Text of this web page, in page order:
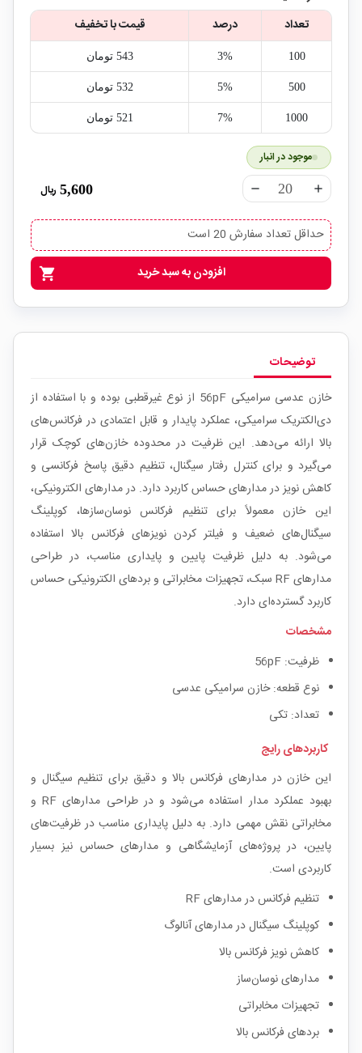
تعداد
درصد قیمت با تخفیف
100
3% 543‎ تومان
500
5% 532‎ تومان
1000
7% 521‎ تومان
موجود در انبار
remove add
5,600 ریال
حداقل تعداد سفارش 20 است
shopping_cart افزودن به سبد خرید
توضیحات
خازن عدسی سرامیکی 56pF از نوع غیرقطبی بوده و با استفاده از
دی‌الکتریک سرامیکی، عملکرد پایدار و قابل اعتمادی در فرکانس‌های
بالا ارائه می‌دهد. این ظرفیت در محدوده خازن‌های کوچک قرار
می‌گیرد و برای کنترل رفتار سیگنال، تنظیم دقیق پاسخ فرکانسی و
کاهش نویز در مدارهای حساس کاربرد دارد. در مدارهای الکترونیکی،
این خازن معمولاً برای تنظیم فرکانس نوسان‌سازها، کوپلینگ
سیگنال‌های ضعیف و فیلتر کردن نویزهای فرکانس بالا استفاده
می‌شود. به دلیل ظرفیت پایین و پایداری مناسب، در طراحی
مدارهای RF سبک، تجهیزات مخابراتی و بردهای الکترونیکی حساس
کاربرد گسترده‌ای دارد.
مشخصات
ظرفیت: 56pF
نوع قطعه: خازن سرامیکی عدسی
تعداد: تکی
کاربردهای رایج
این خازن در مدارهای فرکانس بالا و دقیق برای تنظیم سیگنال و
بهبود عملکرد مدار استفاده می‌شود و در طراحی مدارهای RF و
مخابراتی نقش مهمی دارد. به دلیل پایداری مناسب در ظرفیت‌های
پایین، در پروژه‌های آزمایشگاهی و مدارهای حساس نیز بسیار
کاربردی است.
تنظیم فرکانس در مدارهای RF
کوپلینگ سیگنال در مدارهای آنالوگ
کاهش نویز فرکانس بالا
مدارهای نوسان‌ساز
تجهیزات مخابراتی
بردهای فرکانس بالا